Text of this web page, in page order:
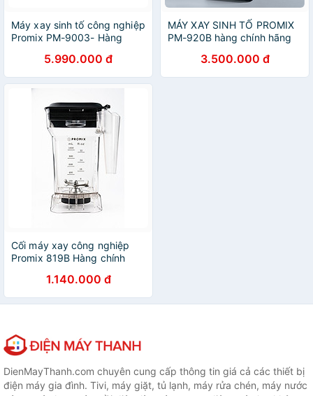
Máy xay sinh tố công nghiệp
Promix PM-9003- Hàng
5.990.000 đ
MÁY XAY SINH TỐ PROMIX
PM-920B hàng chính hãng
3.500.000 đ
Cối máy xay công nghiệp
Promix 819B Hàng chính
1.140.000 đ
DienMayThanh.com chuyên cung cấp thông tin giá cả các thiết bị
điện máy gia đình. Tivi, máy giặt, tủ lạnh, máy rửa chén, máy nước